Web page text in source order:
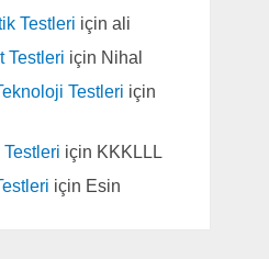
Testleri için ali
Testleri için Nihal
Testleri için
Testleri için KKKLLL
için Esin